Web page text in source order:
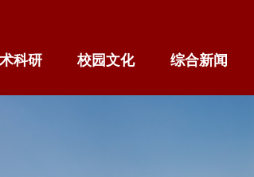
科研 校园文化 综合新闻